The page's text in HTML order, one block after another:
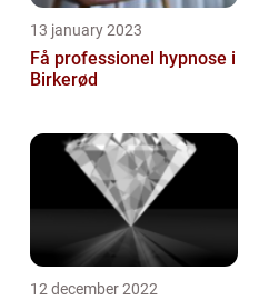
13 january 2023
Få professionel hypnose i
Birkerød
12 december 2022